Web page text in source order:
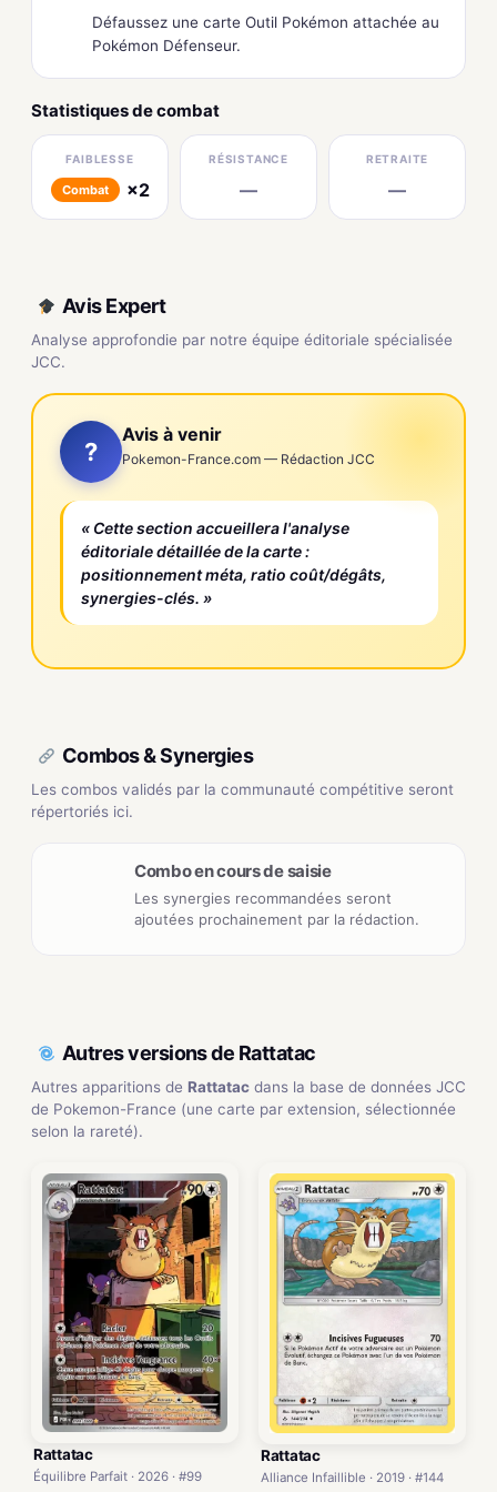
Défaussez une carte Outil Pokémon attachée au
Pokémon Défenseur.
Statistiques de combat
FAIBLESSE
Combat ×2
RÉSISTANCE
—
RETRAITE
—
Avis Expert
Analyse approfondie par notre équipe éditoriale spécialisée
JCC.
?
Avis à venir
Pokemon-France.com — Rédaction JCC
« Cette section accueillera l'analyse
éditoriale détaillée de la carte :
positionnement méta, ratio coût/dégâts,
synergies-clés. »
Combos & Synergies
Les combos validés par la communauté compétitive seront
répertoriés ici.
Combo en cours de saisie
Les synergies recommandées seront
ajoutées prochainement par la rédaction.
Autres versions de Rattatac
Autres apparitions de Rattatac dans la base de données JCC
de Pokemon-France (une carte par extension, sélectionnée
selon la rareté).
Rattatac
Équilibre Parfait · 2026 · #99
Rattatac
Alliance Infaillible · 2019 · #144